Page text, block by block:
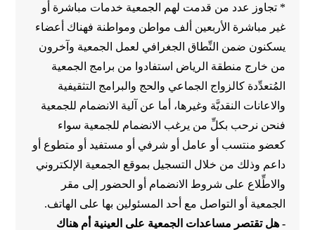
* تجاوز عدد من قدمت لهم الجمعية خدمات مباشرة أو
غير مباشرة الأربعين ألف مواطن ومواطنة فهناك أعضاء
يسكنون ضمن النِّطاق الجغرافي لعمل الجمعية وآخرون
من خارج منطقة الرياض استفادوا من برامج الجمعية
المُتعدِّدة كالزواج الجماعي والحج والبرامج التثقيفية
والاعانات النقديَّة وغيرها، أما عن آلية الانضمام للجمعية
فنحن نرحب بكلِّ من يرغب الانضمام للجمعية سواء
كعضو منتسب أو عامل أو شرفي أو مستفيد أو متطوع أو
داعم وذلك من خلال التسجيل بموقع الجمعية الإلكتروني
والاطِّلاع على شروط الانضمام أو الحضور إلى مقر
الجمعية أو التواصل مع أحد المسئولين بها على الهاتف.
- هل تقتصر مساعدات الجمعية على العينية أم هناك